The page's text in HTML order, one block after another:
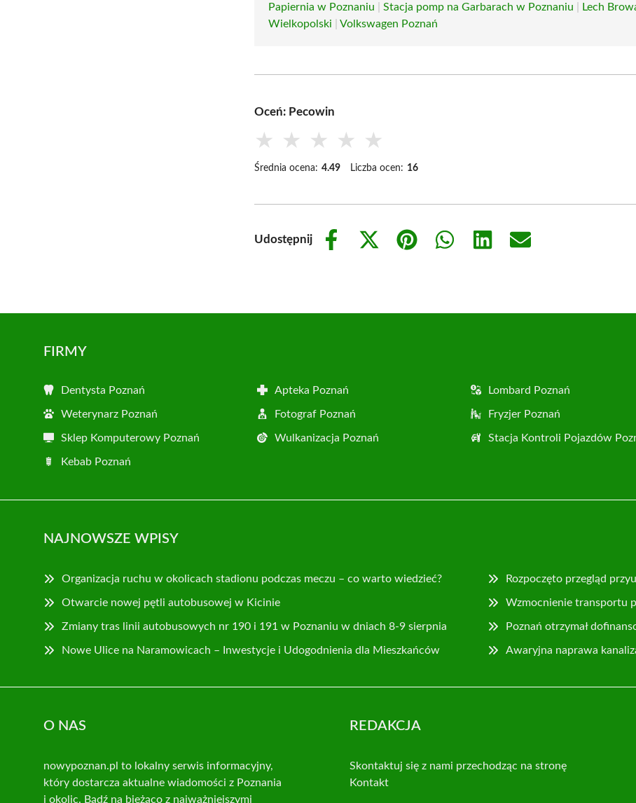
Papiernia w Poznaniu |Stacja pomp na Garbarach w Poznaniu
Lech
Wielkopolski |Volkswagen Poznań
Oceń: Pecowin
★ ★ ★ ★ ★
Średnia ocena: 4.49 Liczba ocen: 16
Udostępnij
Share
Share
Share
Share
Share
Share
FIRMY
Dentysta Poznań Apteka Poznań Lombard Poznań
Weterynarz Poznań Fotograf Poznań Fryzjer Poznań
Sklep Komputerowy Poznań Wulkanizacja Poznań Stacja Kontroli Pojazdów
Kebab Poznań
NAJNOWSZE WPISY
Organizacja ruchu w okolicach stadionu podczas meczu – co warto wiedzieć? Rozpoczęto przegląd
Otwarcie nowej pętli autobusowej w Kicinie Wzmocnienie transportu
Zmiany tras linii autobusowych nr 190 i 191 w Poznaniu w dniach 8-9 sierpnia Poznań otrzymał
Nowe Ulice na Naramowicach – Inwestycje i Udogodnienia dla Mieszkańców Awaryjna naprawa
O NAS
nowypoznan.pl to lokalny serwis informacyjny,
który dostarcza aktualne wiadomości z Poznania
i okolic. Bądź na bieżąco z najważniejszymi
REDAKCJA
Skontaktuj się z nami przechodząc na stronę
Kontakt